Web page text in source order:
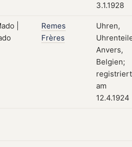
3.1.1928
Remes
Frères
Uhren,
Anvers,
Belgien;
registriert
am
12.4.1924